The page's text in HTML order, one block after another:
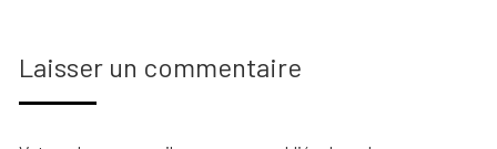
Laisser un commentaire